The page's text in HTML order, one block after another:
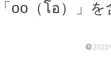
oo（โอ）」を
2022